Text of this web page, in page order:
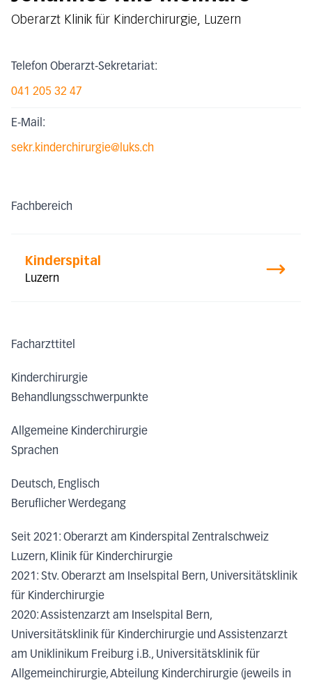
Oberarzt Klinik für Kinderchirurgie, Luzern
Telefon Oberarzt-Sekretariat:
041 205 32 47
E-Mail:
sekr.kinderchirurgie@luks.ch
Fachbereich
Kinderspital
Luzern
Facharzttitel
Kinderchirurgie
Behandlungsschwerpunkte
Allgemeine Kinderchirurgie
Sprachen
Deutsch, Englisch
Beruflicher Werdegang
Seit 2021: Oberarzt am Kinderspital Zentralschweiz
Luzern, Klinik für Kinderchirurgie
2021: Stv. Oberarzt am Inselspital Bern, Universitätsklinik
für Kinderchirurgie
2020: Assistenzarzt am Inselspital Bern,
Universitätsklinik für Kinderchirurgie und Assistenzarzt
am Uniklinikum Freiburg i.B., Universitätsklinik für
Allgemeinchirurgie, Abteilung Kinderchirurgie (jeweils in